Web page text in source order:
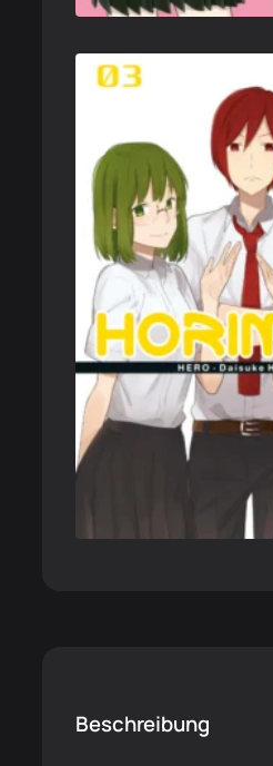
Beschreibung